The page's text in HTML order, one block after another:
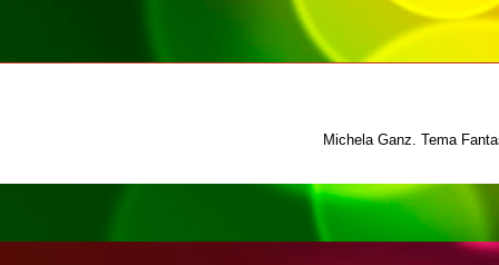
Michela Ganz. Tema